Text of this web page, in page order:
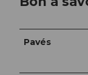
Pavés